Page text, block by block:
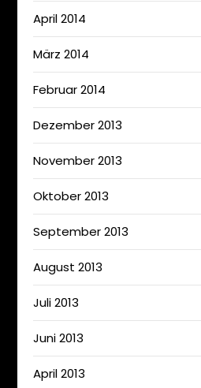
April 2014
März 2014
Februar 2014
Dezember 2013
November 2013
Oktober 2013
September 2013
August 2013
Juli 2013
Juni 2013
April 2013